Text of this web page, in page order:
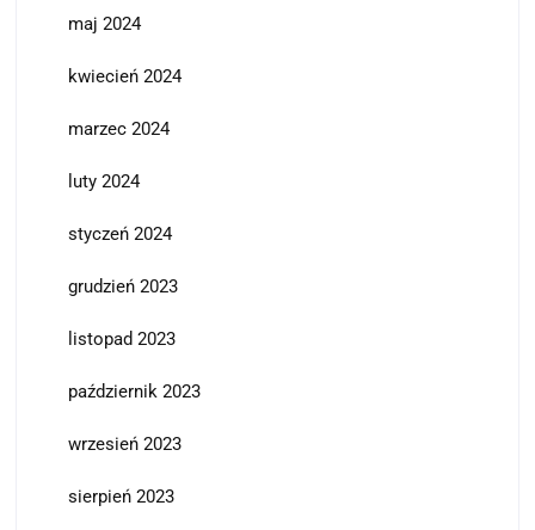
maj 2024
kwiecień 2024
marzec 2024
luty 2024
styczeń 2024
grudzień 2023
listopad 2023
październik 2023
wrzesień 2023
sierpień 2023